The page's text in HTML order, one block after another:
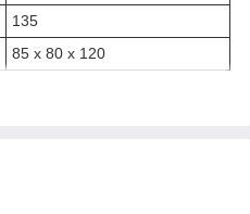
135
85 х 80 х 120